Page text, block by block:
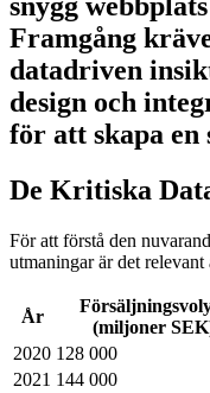
Framgång
datadriven
design och
för att skapa en
De Kritiska
För att förstå den
utmaningar är det
År
(miljoner
2020 128 000
2021 144 000